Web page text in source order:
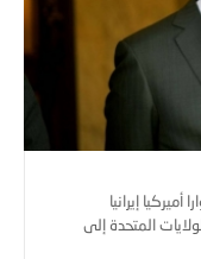
إيرانيا
المتحدة إلى